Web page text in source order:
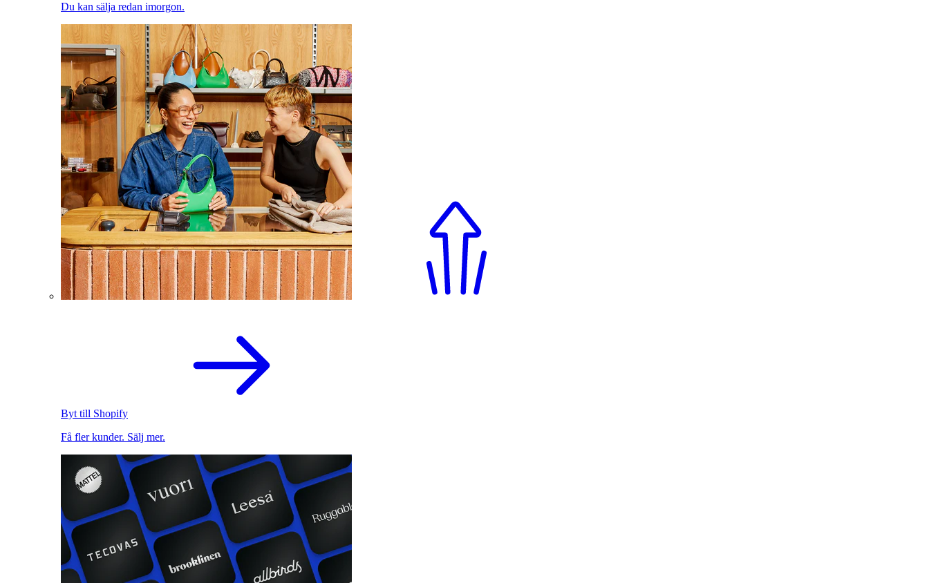
Du kan sälja redan imorgon.
Byt till Shopify
Få fler kunder. Sälj mer.